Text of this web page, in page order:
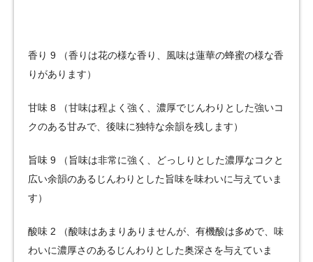
香り 9 （香りは花の様な香り、風味は蓮華の蜂蜜の様な香
りがあります）
甘味 8 （甘味は程よく強く、濃厚でじんわりとした強いコ
クのある甘みで、後味に独特な余韻を残します）
旨味 9 （旨味は非常に強く、どっしりとした濃厚なコクと
広い余韻のあるじんわりとした旨味を味わいに与えていま
す）
酸味 2 （酸味はあまりありませんが、有機酸は多めで、味
わいに濃厚さのあるじんわりとした奥深さを与えていま